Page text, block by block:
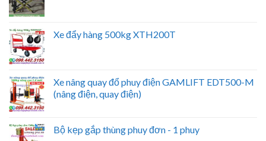
Xe đẩy hàng 500kg XTH200T
Xe nâng quay đổ phuy điện GAMLIFT EDT500-M
(nâng điện, quay điện)
Bộ kẹp gắp thùng phuy đơn - 1 phuy